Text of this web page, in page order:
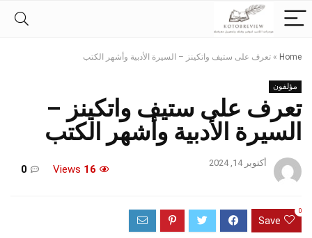
Home
» تعرف على ستيف واتكينز – السيرة الأدبية وأشهر الكتب
مؤلفون
تعرف على ستيف واتكينز –
السيرة الأدبية وأشهر الكتب
أكتوبر 14, 2024
16
0
Save
0